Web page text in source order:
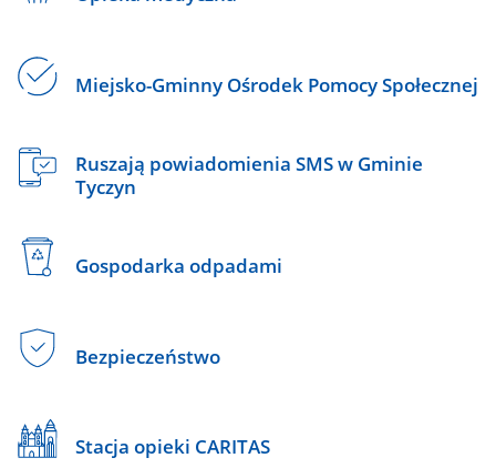
Miejsko-Gminny Ośrodek Pomocy Społecznej
Ruszają powiadomienia SMS w Gminie
Tyczyn
Gospodarka odpadami
Bezpieczeństwo
Stacja opieki CARITAS